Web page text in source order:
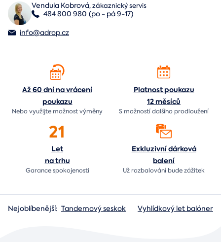
Vendula Kobrová,zákaznický servis
484 800 980 (po - pá 9-17)
info@adrop.cz
Až 60 dní na vrácení
poukazu
Nebo využijte možnost výměny
Platnost poukazu
12 měsíců
S možností dalšího prodloužení
21
Let
na trhu
Garance spokojenosti
Exkluzivní dárková
balení
Už rozbalování budezážitek
Nejoblíbenější: Tandemový seskok Vyhlídkový let balónem